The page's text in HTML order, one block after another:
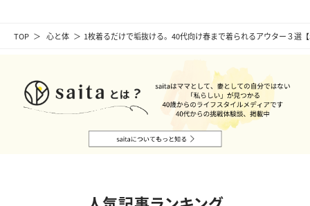
TOP 心と体 1枚着るだけで垢抜ける。40代向け春まで着られるアウター３選